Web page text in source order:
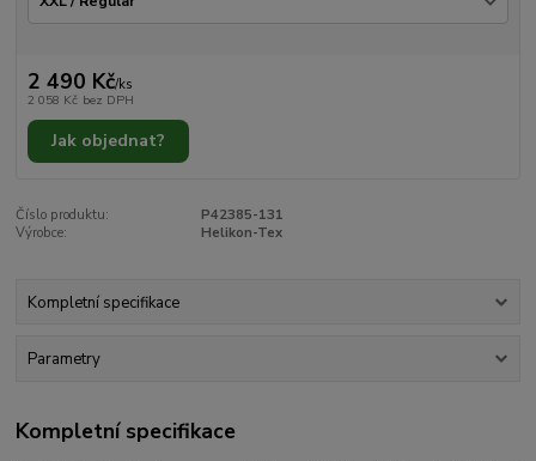
2 490 Kč/ks
2 058 Kč bez DPH
Jak objednat?
Číslo produktu:
P42385-131
Výrobce:
Helikon-Tex
Kompletní specifikace
Parametry
Kompletní specifikace